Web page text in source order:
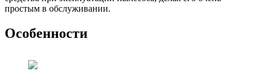
простым в обслуживании.
Особенности